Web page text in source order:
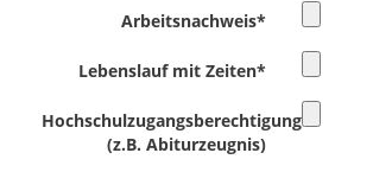
Arbeitsnachweis*
Lebenslauf mit Zeiten*
Hochschulzugangsberechtigung
(z.B. Abiturzeugnis)